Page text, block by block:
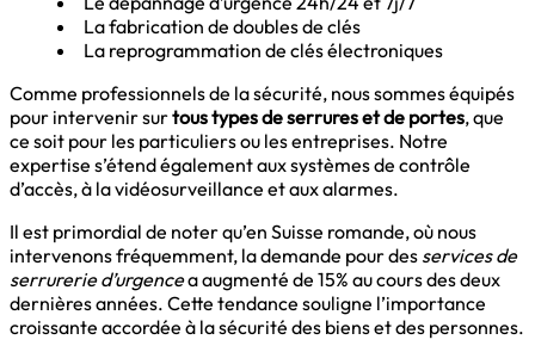
La fabrication de doubles de clés
La reprogrammation de clés électroniques
Comme professionnels de la sécurité, nous sommes équipés
pour intervenir surtous types de serrures et de portes, que
ce soit pour les particuliers ou les entreprises. Notre
expertise s’étend également aux systèmes de contrôle
d’accès, à la vidéosurveillance et aux alarmes.
Il est primordial de noter qu’en Suisse romande, où nous
intervenons fréquemment, la demande pour des services de
serrurerie d’urgencea augmenté de 15% au cours des deux
dernières années. Cette tendance souligne l’importance
croissante accordée à la sécurité des biens et des personnes.